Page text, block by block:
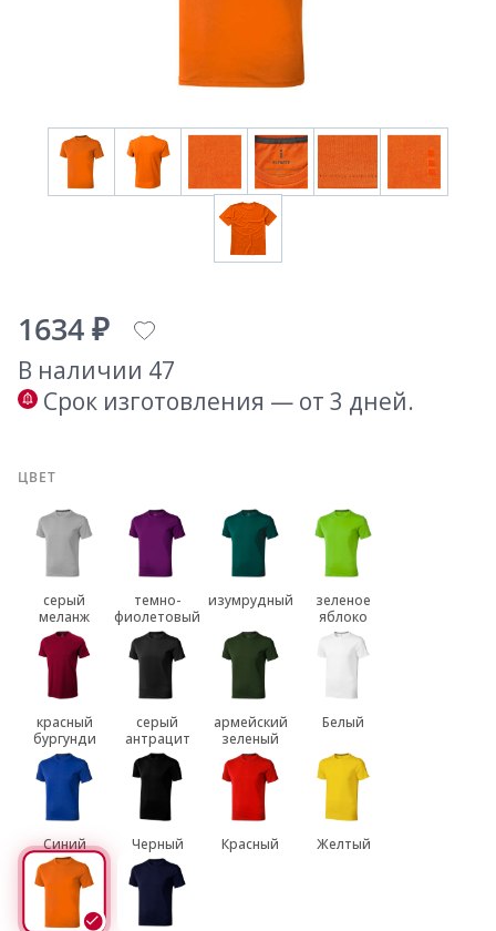
1634 ₽
В наличии 47
Срок изготовления — от 3 дней.
ЦВЕТ
серый
меланж
темно-
фиолетовый
изумрудный
зеленое
яблоко
красный
бургунди
серый
антрацит
армейский
зеленый
Белый
Синий Черный Красный Желтый